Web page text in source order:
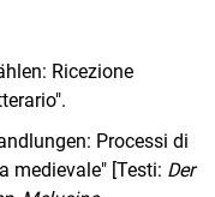
Ricezione
Processi di
medievale" [Testi: Der